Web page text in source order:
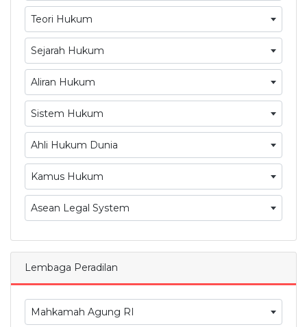
Teori Hukum
Sejarah Hukum
Aliran Hukum
Sistem Hukum
Ahli Hukum Dunia
Kamus Hukum
Asean Legal System
Lembaga Peradilan
Mahkamah Agung RI